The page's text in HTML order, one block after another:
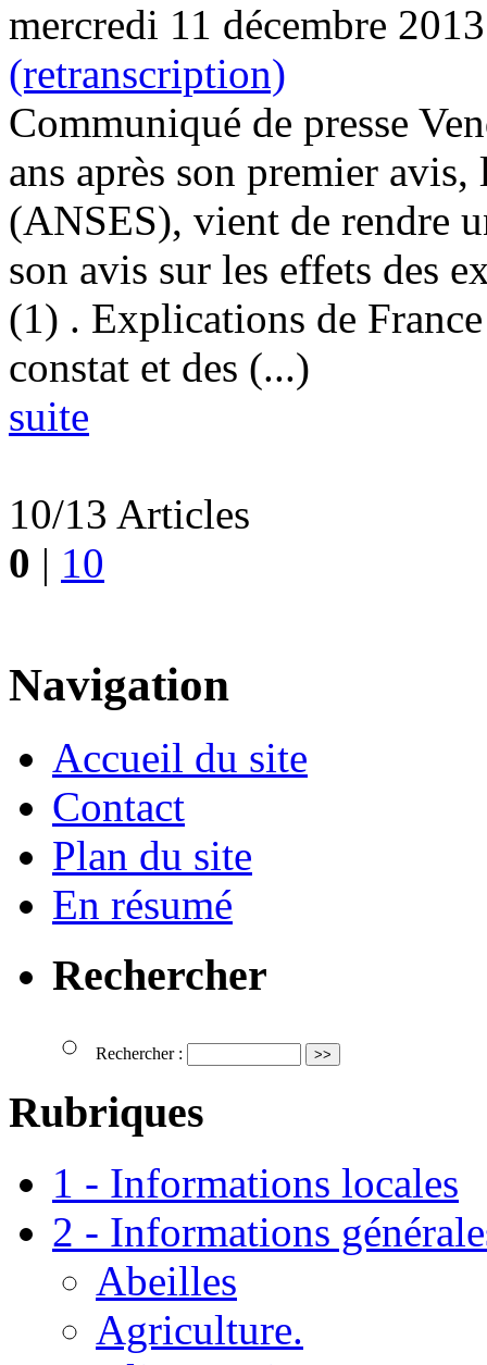
mercredi 11 décembre 2013
(retranscription)
Communiqué de presse
ans après son premier avis,
(ANSES), vient de rendre
son avis sur les effets des
(1) . Explications de
constat et des (...)
suite
10/13 Articles
0 | 10
Navigation
Accueil du site
Contact
Plan du site
En résumé
Rechercher
Rechercher :
Rubriques
1 - Informations locales
2 - Informations
Abeilles
Agriculture.